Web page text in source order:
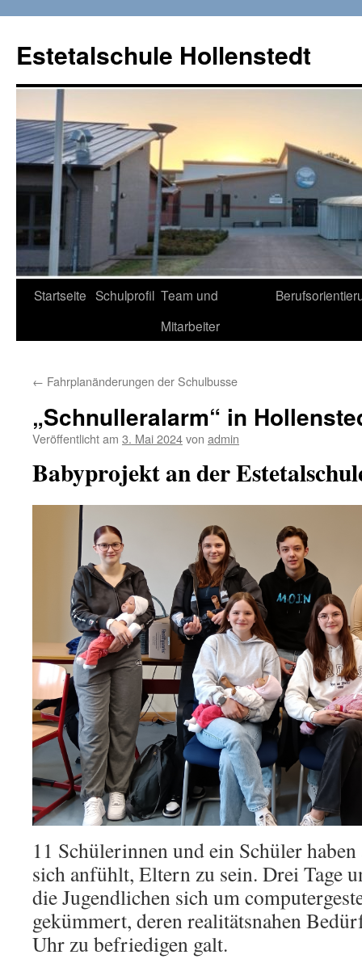
springen
Estetalschule Hollenstedt
Startseite Schulprofil Team und
Mitarbeiter
← Fahrplanänderungen der Schulbusse
„Schnulleralarm“ in
Veröffentlicht am 3. Mai 2024von admin
Babyprojekt an der
11 Schülerinnen und ein Schüler
sich anfühlt, Eltern zu sein. Drei Tage
die Jugendlichen sich um
gekümmert, deren realitätsnahen
Uhr zu befriedigen galt.